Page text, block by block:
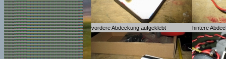
vordere Abdeckung aufgeklebt hintere